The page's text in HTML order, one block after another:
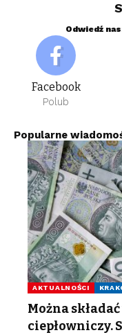
Odwiedź
Facebook
Polub
Popularne
AKTUALNOŚCI
Można
ciepłowniczy.